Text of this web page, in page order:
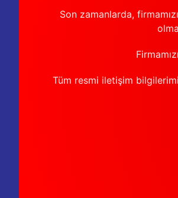
Son zamanlarda,
Tüm resmi iletişim